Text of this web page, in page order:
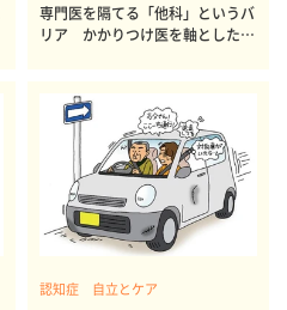
専門医を隔てる「他科」というバ
リア かかりつけ医を軸とした連
認知症 自立とケア